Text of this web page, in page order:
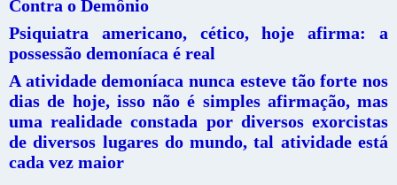
Contra o Demônio
Psiquiatra americano, cético, hoje afirma: a
possessão demoníaca é real
A atividade demoníaca nunca esteve tão forte nos
dias de hoje, isso não é simples afirmação, mas
uma realidade constada por diversos exorcistas
de diversos lugares do mundo, tal atividade está
cada vez maior